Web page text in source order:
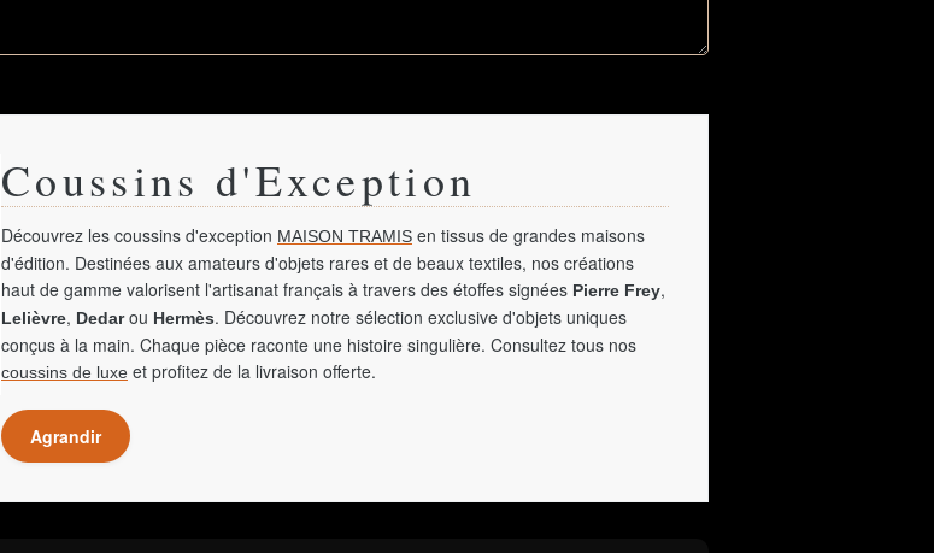
Coussins d'Exception
Découvrez les coussins d'exception MAISON TRAMIS en tissus de grandes maisons
d'édition. Destinées aux amateurs d'objets rares et de beaux textiles, nos créations
haut de gamme valorisent l'artisanat français à travers des étoffes signées Pierre Frey,
Lelièvre, Dedarou Hermès. Découvrez notre sélection exclusive d'objets uniques
conçus à la main. Chaque pièce raconte une histoire singulière. Consultez tous nos
coussins de luxe et profitez de la livraison offerte.
Agrandir